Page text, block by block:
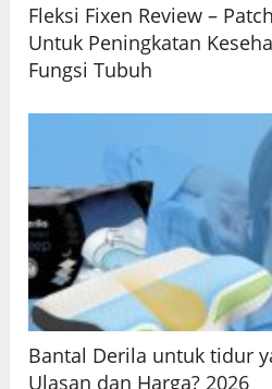
Fleksi Fixen Review –
Untuk Peningkatan
Fungsi Tubuh
Bantal Derila untuk tidur
Ulasan dan Harga? 2026